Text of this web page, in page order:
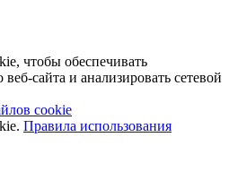
чтобы обеспечивать
сайта и анализировать сетевой
cookie
Правила использования